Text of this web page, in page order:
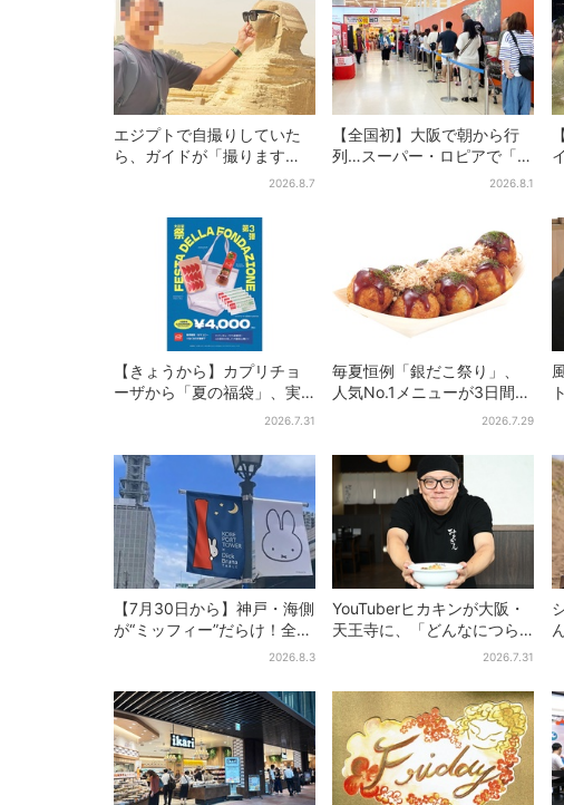
エジプトで自撮りしていた
ら、ガイドが「撮ります
よ！」→ノリノリでポーズ
行でのトラブル防止策を
2026.8.7
【全国初】大阪で朝から行
列…スーパー・ロピアで「ど
デカ抽選会」、開始30分2026.8.1
【きょうから】カプリチョ
ーザから「夏の福袋」、実
質無料…？値段以上の食事券
2026.7.31
毎夏恒例「銀だこ祭り」、
人気No.1メニューが3日間だ
2026.7.29
【7月30日から】神戸・海側
が“ミッフィー”だらけ！全16
施設でパン、スイーツ、ナ
2026.8.3
YouTuberヒカキンが大阪・
天王寺に、「どんなにつら
い時でも…」ラーメン愛＆兄
2026.7.31